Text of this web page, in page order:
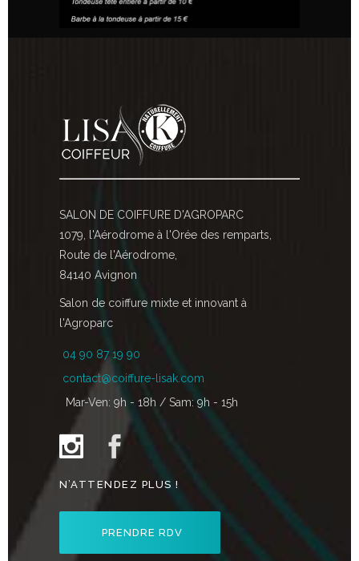
SALON DE COIFFURE D'AGROPARC
1079, l'Aérodrome à l'Orée des remparts,
Route de l'Aérodrome,
84140 Avignon
Salon de coiffure mixte et innovant à
l'Agroparc
04 90 87 19 90
contact@coiffure-lisak.com
Mar-Ven: 9h - 18h / Sam: 9h - 15h
N’ATTENDEZ PLUS !
PRENDRE RDV